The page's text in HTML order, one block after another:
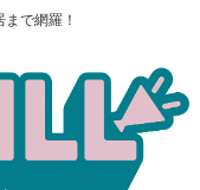
で網羅！